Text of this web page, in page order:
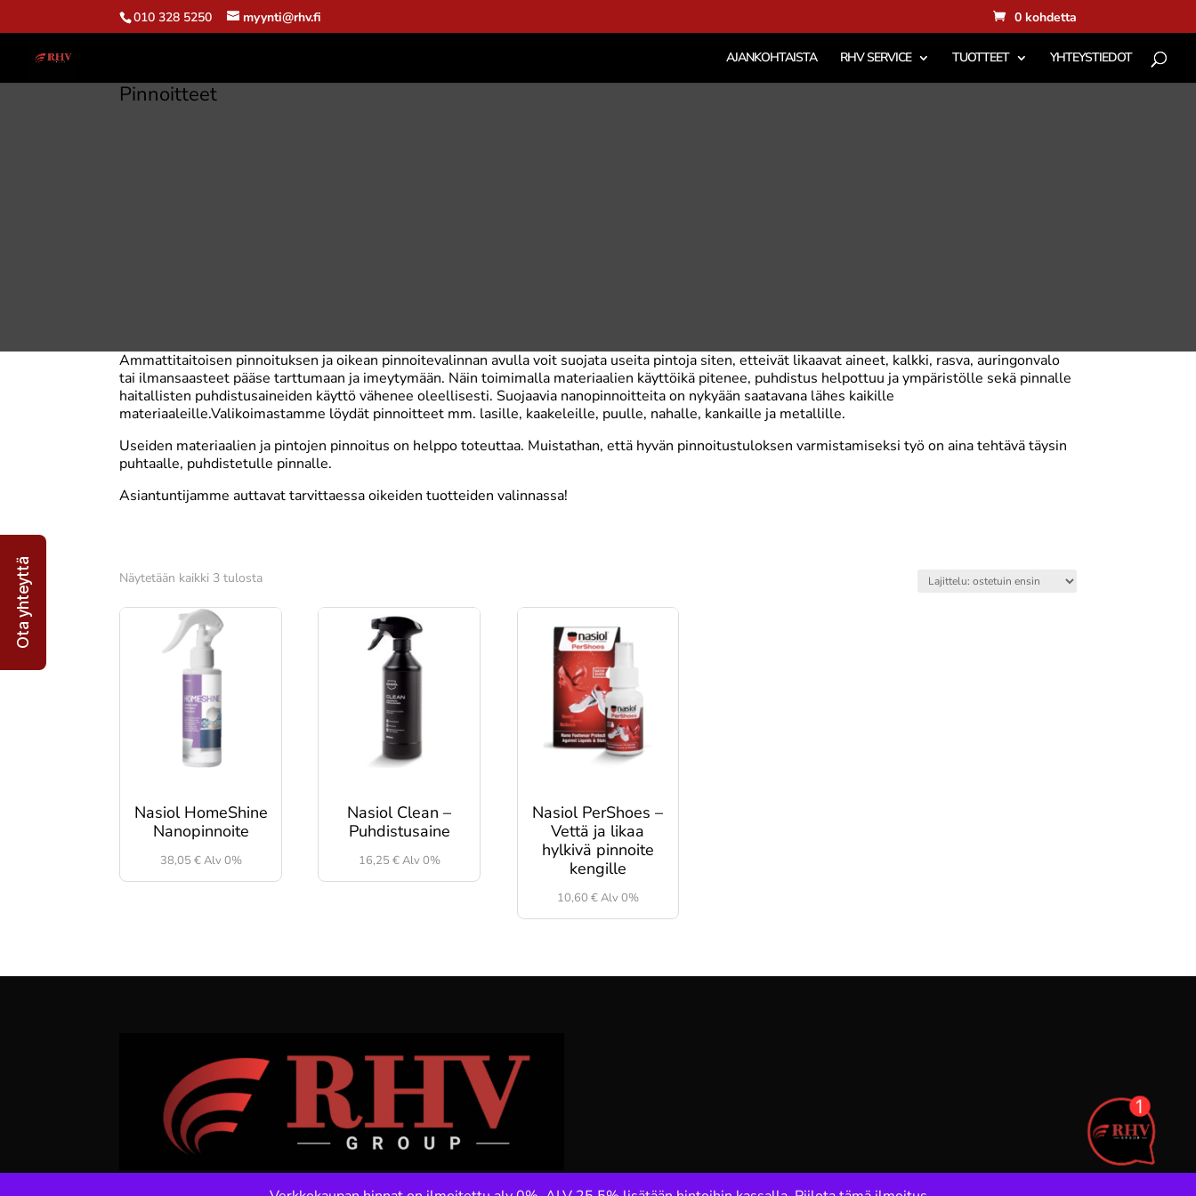
010 328 5250 myynti@rhv.fi 0 kohdetta
AJANKOHTAISTA RHV SERVICE TUOTTEET YHTEYSTIEDOT
Pinnoitteet
Ammattitaitoisen pinnoituksen ja oikean pinnoitevalinnan avulla voit suojata useita pintoja siten, etteivät likaavat aineet, kalkki, rasva, auringonvalo
tai ilmansaasteet pääse tarttumaan ja imeytymään. Näin toimimalla materiaalien käyttöikä pitenee, puhdistus helpottuu ja ympäristölle sekä pinnalle
haitallisten puhdistusaineiden käyttö vähenee oleellisesti. Suojaavia nanopinnoitteita on nykyään saatavana lähes kaikille
materiaaleille.Valikoimastamme löydät pinnoitteet mm. lasille, kaakeleille, puulle, nahalle, kankaille ja metallille.
Useiden materiaalien ja pintojen pinnoitus on helppo toteuttaa. Muistathan, että hyvän pinnoitustuloksen varmistamiseksi työ on aina tehtävä täysin
puhtaalle, puhdistetulle pinnalle.
Asiantuntijamme auttavat tarvittaessa oikeiden tuotteiden valinnassa!
Näytetään kaikki 3 tulostaSuosituimmat
Nasiol HomeShine
Nanopinnoite
38,05 €Alv 0%
Nasiol Clean –
Puhdistusaine
16,25 €Alv 0%
Nasiol PerShoes –
Vettä ja likaa
hylkivä pinnoite
kengille
10,60 €Alv 0%
Ota yhteyttä